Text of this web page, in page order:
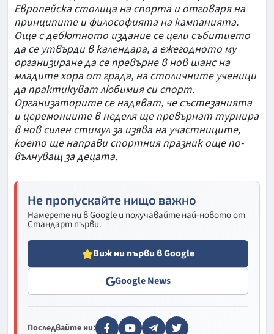
Европейска столица на спорта и отговаря на
принципите и философията на кампанията.
Още с дебютното издание се цели събитието
да се утвърди в календара, а ежегодното му
организиране да се превърне в нов шанс на
младите хора от града, на столичните ученици
да практикуват любимия си спорт.
Организаторите се надяват, че състезанията
и церемониите в неделя ще превърнат турнира
в нов силен стимул за изява на участниците,
което ще направи спортния празник още по-
вълнуващ за децата.
Не пропускайте нищо важно
Намерете ни в Google и получавайте най-новото от
Стандарт първи.
Виж ни първи в Google
Google News
Последвайте ни: